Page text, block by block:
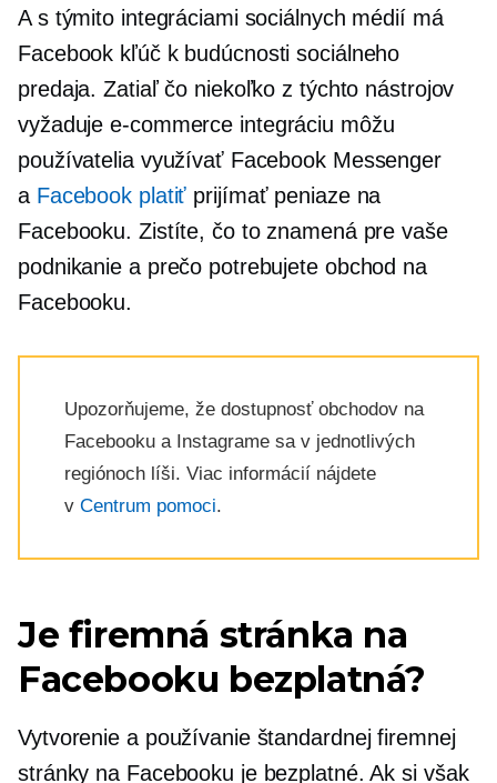
A s týmito integráciami sociálnych médií má
Facebook kľúč k budúcnosti sociálneho
predaja. Zatiaľ čo niekoľko z týchto nástrojov
vyžadujee-commerce integráciu môžu
používatelia využívať Facebook Messenger
a Facebook platiť prijímať peniaze na
Facebooku. Zistíte, čo to znamená pre vaše
podnikanie a prečo potrebujete obchod na
Facebooku.
Upozorňujeme, že dostupnosť obchodov na
Facebooku a Instagrame sa v jednotlivých
regiónoch líši. Viac informácií nájdete
v Centrum pomoci.
Je firemná stránka na
Facebooku bezplatná?
Vytvorenie a používanie štandardnej firemnej
stránky na Facebooku je bezplatné. Ak si však